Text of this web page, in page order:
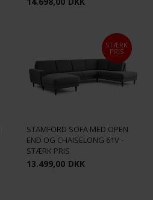
STÆRK
PRIS
STAMFORD SOFA MED OPEN
END OG CHAISELONG 61V -
STÆRK PRIS
13.499,00 DKK